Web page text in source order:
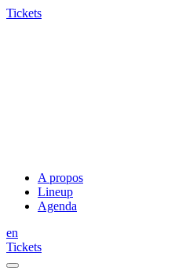
Tickets
A propos
Lineup
Agenda
en
Tickets